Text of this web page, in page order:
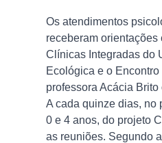
Os atendimentos
receberam
Clínicas Integradas do
Ecológica e o
professora Acácia
A cada quinze dias, no
0 e 4 anos, do projeto
as reuniões. Segundo